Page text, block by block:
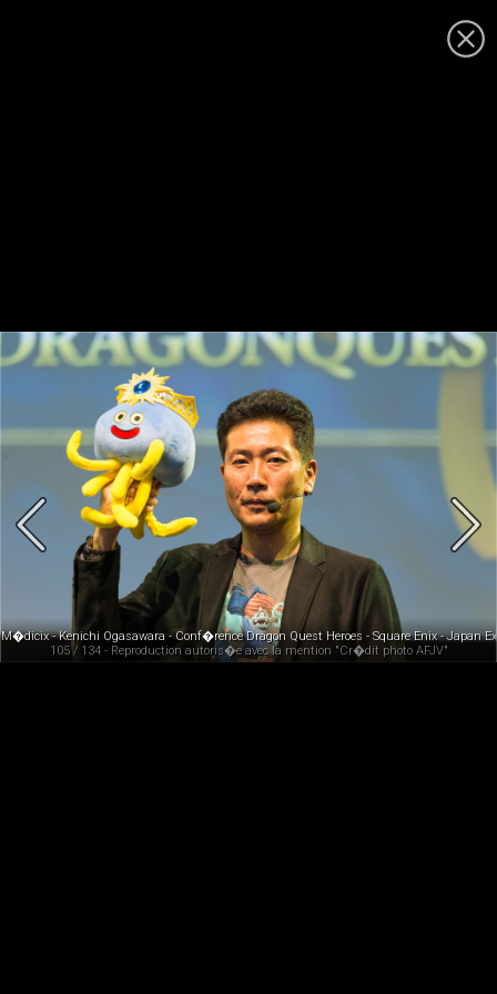
M�dicix - Kenichi Ogasawara - Conf�rence Dragon Quest Heroes - Square Enix - Japan
105 / 134 - Reproduction autoris�e avec la mention "Cr�dit photo AFJV"